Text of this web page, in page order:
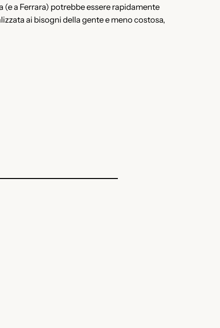
(e a Ferrara) potrebbe essere rapidamente
ai bisogni della gente e meno costosa,